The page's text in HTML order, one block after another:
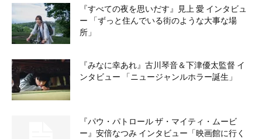
『すべての夜を思いだす』見上 愛 インタビュ
ー 「ずっと住んでいる街のような大事な場
所」
『みなに幸あれ』古川琴音＆下津優太監督 イ
ンタビュー 「ニュージャンルホラー誕生」
『パウ・パトロール ザ・マイティ・ムービ
ー』安倍なつみ インタビュー「映画館に行く